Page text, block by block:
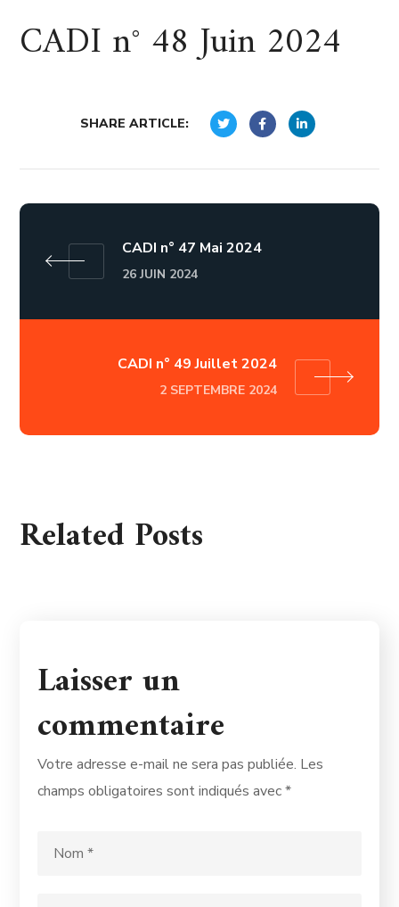
CADI n° 48 Juin 2024
SHARE ARTICLE:
CADI n° 47 Mai 2024
26 JUIN 2024
CADI n° 49 Juillet 2024
2 SEPTEMBRE 2024
Related Posts
Laisser un
commentaire
Votre adresse e-mail ne sera pas publiée. Les
champs obligatoires sont indiqués avec*